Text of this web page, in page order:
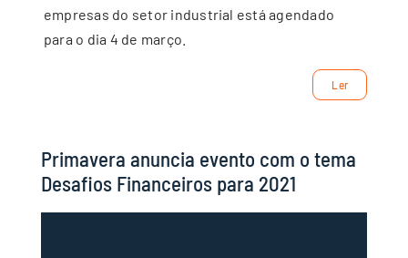
empresas do setor industrial está agendado
para o dia 4 de março.
Ler
Primavera anuncia evento com o tema
Desafios Financeiros para 2021